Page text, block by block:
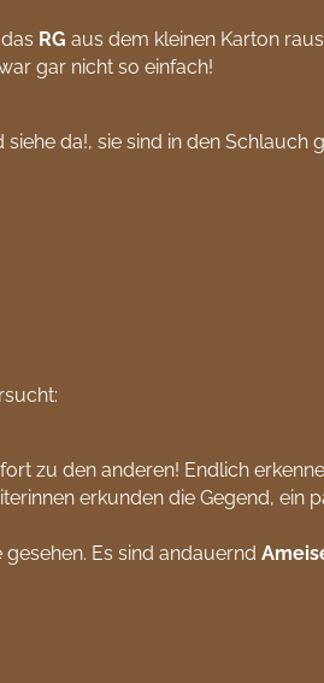
RG aus dem kleinen Karton
gar nicht so einfach!
da!, sie sind in den Schlauch
zu den anderen! Endlich
erkunden die Gegend, ein
gesehen. Es sind andauernd